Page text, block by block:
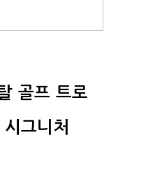
골프 트로
그니처